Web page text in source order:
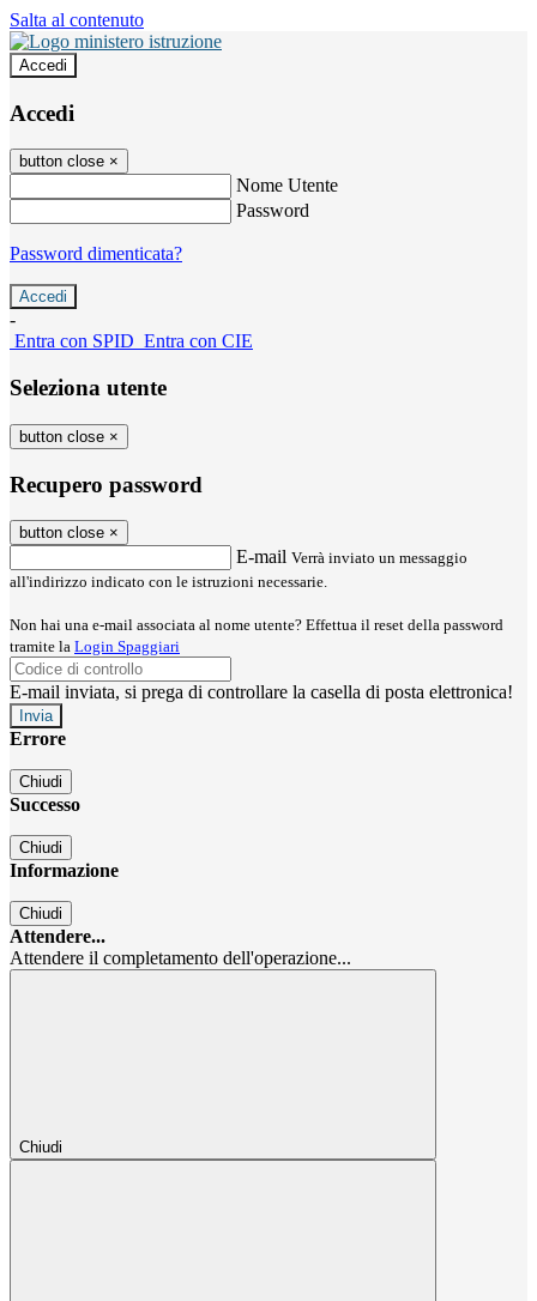
Salta al contenuto
Accedi
Accedi
button close ×
Nome Utente
Password
Password dimenticata?
-
Entra con SPID Entra con CIE
Seleziona utente
button close ×
Recupero password
button close ×
E-mail Verrà inviato un messaggio
all'indirizzo indicato con le istruzioni necessarie.
Non hai una e-mail associata al nome utente? Effettua il reset della password
tramite la Login Spaggiari
E-mail inviata, si prega di controllare la casella di posta elettronica!
Errore
Chiudi
Successo
Chiudi
Informazione
Chiudi
Attendere...
Attendere il completamento dell'operazione...
Chiudi